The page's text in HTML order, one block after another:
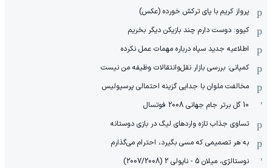
پرواز کریم با پای ترکش خورده (عکس)
کیوو: دوست دارم چند بازیکن دیگر بخریم
اطلاعیه جدید سپاه درباره مهمات عمل نکرده
کمپانی: بررسی بازار نقل‌وانتقالات وظیفه من نیست
مخالفت ملوان با جدایی گزینه احتمالی پرسپولیس
10 گل برتر جام جهانی 2008 فوتسال
تساوی جذاب تازه واردهای لیگ در بازی دوستانه
به هر تصمیمی که مسی بگیرد، احترام می‌گذارم
نوستالژی، میلان 5 - ناپولی 2 (2007/2008)